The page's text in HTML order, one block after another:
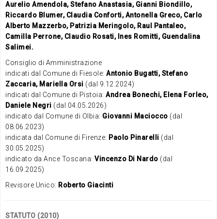
Aurelio Amendola, Stefano Anastasia, Gianni Biondillo,
Riccardo Blumer, Claudia Conforti, Antonella Greco, Carlo
Alberto Mazzerbo, Patrizia Meringolo, Raul Pantaleo,
Camilla Perrone, Claudio Rosati, Ines Romitti, Guendalina
Salimei.
Consiglio di Amministrazione
indicati dal Comune di Fiesole: Antonio Bugatti,Stefano
Zaccaria, Mariella Orsi (dal 9.12.2024)
indicati dal Comune di Pistoia: Andrea Bonechi, Elena Forleo,
Daniele Negri (dal 04.05.2026)
indicato dal Comune di Olbia: Giovanni Maciocco (dal
08.06.2023)
indicata dal Comune di Firenze: Paolo Pinarelli (dal
30.05.2025)
indicato da Ance Toscana: Vincenzo Di Nardo (dal
16.09.2025)
Revisore Unico: Roberto Giacinti
STATUTO (2010)